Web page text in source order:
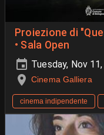
Proiezione di
• Sala Open
Tuesday, Nov
Cinema Galliera
cinema indipendente